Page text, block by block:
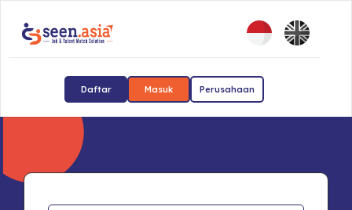
Daftar Masuk Perusahaan